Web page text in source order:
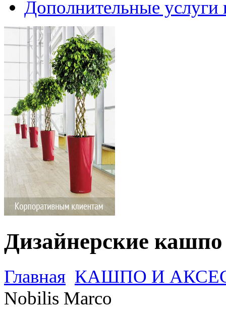
Дополнительные услуги
Дизайнерские
Главная КАШПО И
Nobilis Marco